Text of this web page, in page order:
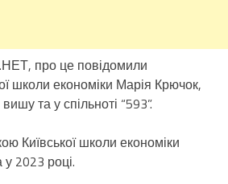
про це повідомили
школи економіки Марія Крючок,
та у спільноті “593”.
Київської школи економіки
у 2023 році.